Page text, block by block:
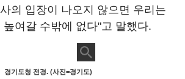
의 입장이 나오지 않으면 우리는
여갈 수밖에 없다"고 말했다.
경기도청 전경. (사진=경기도)